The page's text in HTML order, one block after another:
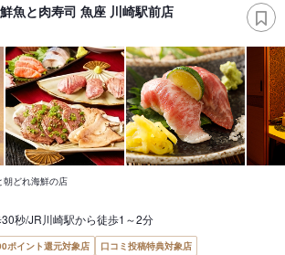
魚と肉寿司 魚座 川崎駅前店
朝どれ海鮮の店
秒/JR川崎駅から徒歩1～2分
ポイント還元対象店
口コミ投稿特典対象店